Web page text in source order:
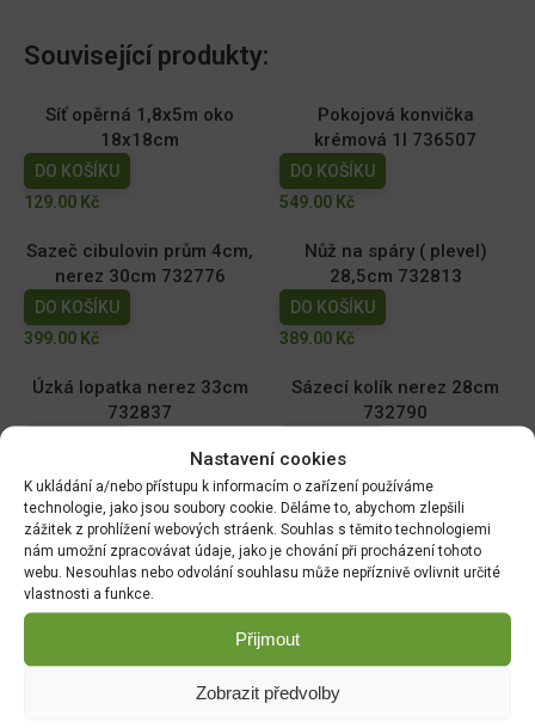
Nastavení cookies
K ukládání a/nebo přístupu k informacím o zařízení používáme
technologie, jako jsou soubory cookie. Děláme to, abychom zlepšili
zážitek z prohlížení webových stráenk. Souhlas s těmito technologiemi
nám umožní zpracovávat údaje, jako je chování při procházení tohoto
webu. Nesouhlas nebo odvolání souhlasu může nepříznivě ovlivnit určité
vlastnosti a funkce.
Přijmout
Zobrazit předvolby
Související produkty:
Síť opěrná 1,8x5m oko
18x18cm
DO KOŠÍKU
129.00 Kč
Pokojová konvička
krémová 1l 736507
DO KOŠÍKU
549.00 Kč
Sazeč cibulovin prům 4cm,
nerez 30cm 732776
DO KOŠÍKU
399.00 Kč
Nůž na spáry ( plevel)
28,5cm 732813
DO KOŠÍKU
389.00 Kč
Úzká lopatka nerez 33cm
732837
Sázecí kolík nerez 28cm
732790
DOPRAVA ZDARMA OD 1500 KČ
Doprava objednávekod 1500 Kč,kterénepřesahují
30 Kg,je zdarma.
OVĚŘENÉ PRODUKTY